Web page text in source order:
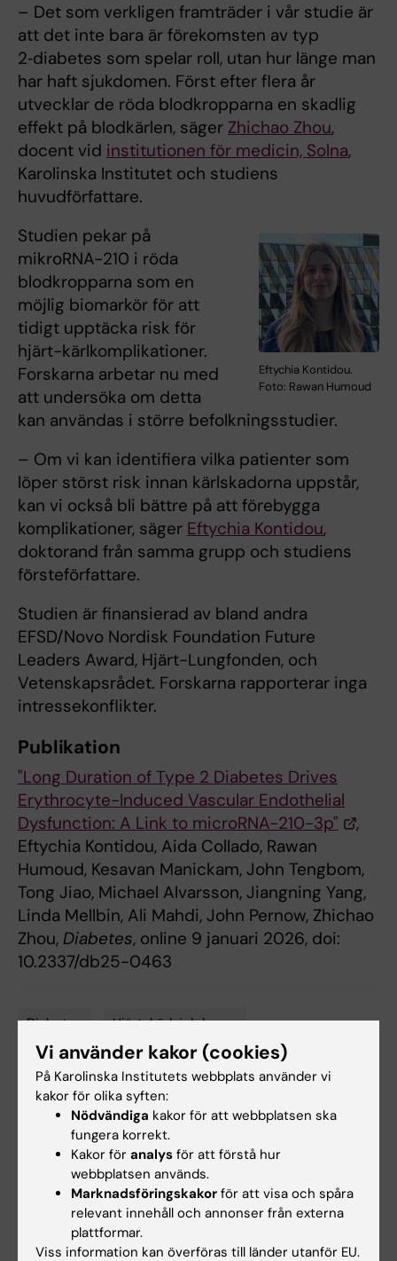
– Det som verkligen framträder i vår studie är
att det inte bara är förekomsten av typ
2‑diabetes som spelar roll, utan hur länge man
har haft sjukdomen. Först efter flera år
utvecklar de röda blodkropparna en skadlig
effekt på blodkärlen, säger Zhichao Zhou,
docent vid institutionen för medicin, Solna,
Karolinska Institutet och studiens
huvudförfattare.
Eftychia Kontidou.
Foto: Rawan Humoud
Studien pekar på
mikroRNA-210 i röda
blodkropparna som en
möjlig biomarkör för att
tidigt upptäcka risk för
hjärt-kärlkomplikationer.
Forskarna arbetar nu med
att undersöka om detta
kan användas i större befolkningsstudier.
– Om vi kan identifiera vilka patienter som
löper störst risk innan kärlskadorna uppstår,
kan vi också bli bättre på att förebygga
komplikationer, säger Eftychia Kontidou,
doktorand från samma grupp och studiens
försteförfattare.
Studien är finansierad av bland andra
EFSD/Novo Nordisk Foundation Future
Leaders Award, Hjärt-Lungfonden, och
Vetenskapsrådet. Forskarna rapporterar inga
intressekonflikter.
Publikation
"Long Duration of Type 2 Diabetes Drives
Erythrocyte-Induced Vascular Endothelial
Dysfunction: A Link to microRNA-210-3p"
,
Eftychia Kontidou, Aida Collado, Rawan
Humoud, Kesavan Manickam, John Tengbom,
Tong Jiao, Michael Alvarsson, Jiangning Yang,
Linda Mellbin, Ali Mahdi, John Pernow, Zhichao
Zhou, Diabetes, online 9 januari 2026, doi:
10.2337/db25-0463
Tags
Diabetes Hjärt-kärlsjukdomar
Uppdaterad av:
Anna Björklund 2026-01-09
Vi använder kakor (cookies)
På Karolinska Institutets webbplats använder vi
kakor för olika syften:
Nödvändiga kakor för att webbplatsen ska
fungera korrekt.
Kakor för analys för att förstå hur
webbplatsen används.
Marknadsföringskakor för att visa och spåra
relevant innehåll och annonser från externa
plattformar.
Viss information kan överföras till länder utanför EU.